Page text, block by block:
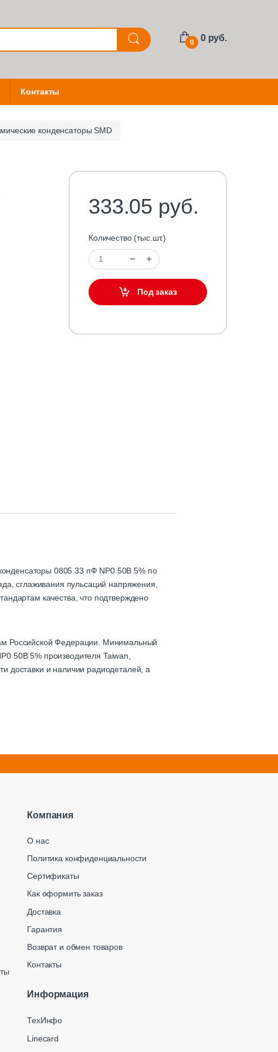
0 0 руб.
Контакты
конденсаторы SMD
333.05 руб.
Количество (тыс.шт.)
Под заказ
0805 33 пФ NP0 50В 5% по
сглаживания пульсаций напряжения,
качества, что подтверждено
Российской Федерации. Минимальный
50В 5% производителя Taiwan,
доставки и наличии радиодеталей, а
Компания
О нас
Политика конфиденциальности
Сертификаты
Как оформить заказ
Доставка
Гарантия
Возврат и обмен товаров
Контакты
Информация
ТехИнфо
Linecard